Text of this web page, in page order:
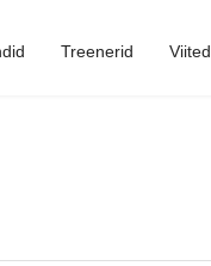
Treenerid Viited